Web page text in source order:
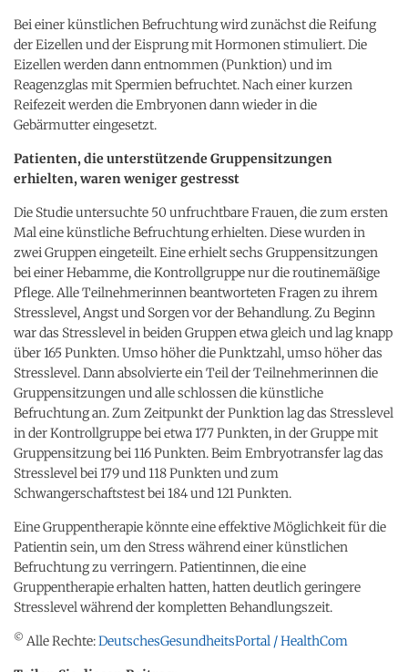
Bei einer künstlichen Befruchtung wird zunächst die Reifung
der Eizellen und der Eisprung mit Hormonen stimuliert. Die
Eizellen werden dann entnommen (Punktion) und im
Reagenzglas mit Spermien befruchtet. Nach einer kurzen
Reifezeit werden die Embryonen dann wieder in die
Gebärmutter eingesetzt.
Patienten, die unterstützende Gruppensitzungen
erhielten, waren weniger gestresst
Die Studie untersuchte 50 unfruchtbare Frauen, die zum ersten
Mal eine künstliche Befruchtung erhielten. Diese wurden in
zwei Gruppen eingeteilt. Eine erhielt sechs Gruppensitzungen
bei einer Hebamme, die Kontrollgruppe nur die routinemäßige
Pflege. Alle Teilnehmerinnen beantworteten Fragen zu ihrem
Stresslevel, Angst und Sorgen vor der Behandlung. Zu Beginn
war das Stresslevel in beiden Gruppen etwa gleich und lag knapp
über 165 Punkten. Umso höher die Punktzahl, umso höher das
Stresslevel. Dann absolvierte ein Teil der Teilnehmerinnen die
Gruppensitzungen und alle schlossen die künstliche
Befruchtung an. Zum Zeitpunkt der Punktion lag das Stresslevel
in der Kontrollgruppe bei etwa 177 Punkten, in der Gruppe mit
Gruppensitzung bei 116 Punkten. Beim Embryotransfer lag das
Stresslevel bei 179 und 118 Punkten und zum
Schwangerschaftstest bei 184 und 121 Punkten.
Eine Gruppentherapie könnte eine effektive Möglichkeit für die
Patientin sein, um den Stress während einer künstlichen
Befruchtung zu verringern. Patientinnen, die eine
Gruppentherapie erhalten hatten, hatten deutlich geringere
Stresslevel während der kompletten Behandlungszeit.
© Alle Rechte:DeutschesGesundheitsPortal / HealthCom